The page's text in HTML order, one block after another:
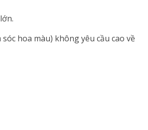
hoa màu) không yêu cầu cao về